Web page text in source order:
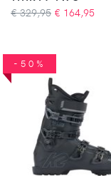
€ 329,95 € 164,95
-50%